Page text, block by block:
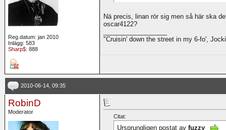
Reg.datum: jan 2010
Inlägg: 583
Sharp$: 888
Nä precis, linan rör sig men så här ska
oscar4122?
"Cruisin' down the street in my 6-fo',
2010-06-14, 09:35
RobinD
Moderator
Citat:
Ursprungligen postat av fuzzy_